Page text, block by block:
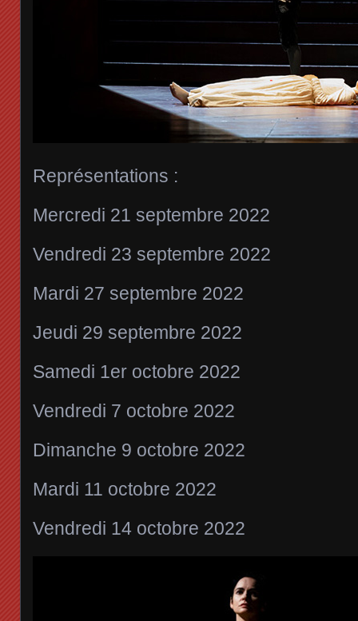
Représentations :
Mercredi 21 septembre 2022
Vendredi 23 septembre 2022
Mardi 27 septembre 2022
Jeudi 29 septembre 2022
Samedi 1er octobre 2022
Vendredi 7 octobre 2022
Dimanche 9 octobre 2022
Mardi 11 octobre 2022
Vendredi 14 octobre 2022